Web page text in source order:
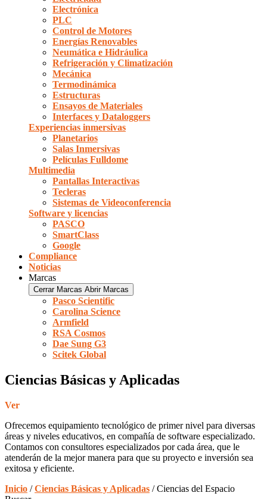
Electrónica
PLC
Control de Motores
Energías Renovables
Neumática e Hidráulica
Refrigeración y Climatización
Mecánica
Termodinámica
Estructuras
Ensayos de Materiales
Interfaces y Dataloggers
Experiencias inmersivas
Planetarios
Salas Inmersivas
Películas Fulldome
Multimedia
Pantallas Interactivas
Tecleras
Sistemas de Videoconferencia
Software y licencias
PASCO
SmartClass
Google
Compliance
Noticias
Marcas
Cerrar Marcas Abrir Marcas
Pasco Scientific
Carolina Science
Armfield
RSA Cosmos
Dae Sung G3
Scitek Global
Ciencias Básicas y Aplicadas
Ver
Ofrecemos equipamiento tecnológico de primer nivel para diversas
áreas y niveles educativos, en compañía de software especializado.
Contamos con consultores especializados por cada área, que le
atenderán de la mejor manera para que su proyecto e inversión sea
exitosa y eficiente.
Inicio /Ciencias Básicas y Aplicadas / Ciencias del Espacio